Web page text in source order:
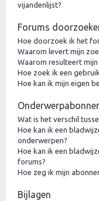
vijandenlijst?
Forums
Hoe doorzoek ik het
Waarom levert mijn
Waarom resulteert
Hoe zoek ik een
Hoe kan ik mijn eigen
Wat is het verschil
Hoe kan ik een
onderwerpen?
Hoe kan ik een
forums?
Hoe zeg ik mijn
Bijlagen